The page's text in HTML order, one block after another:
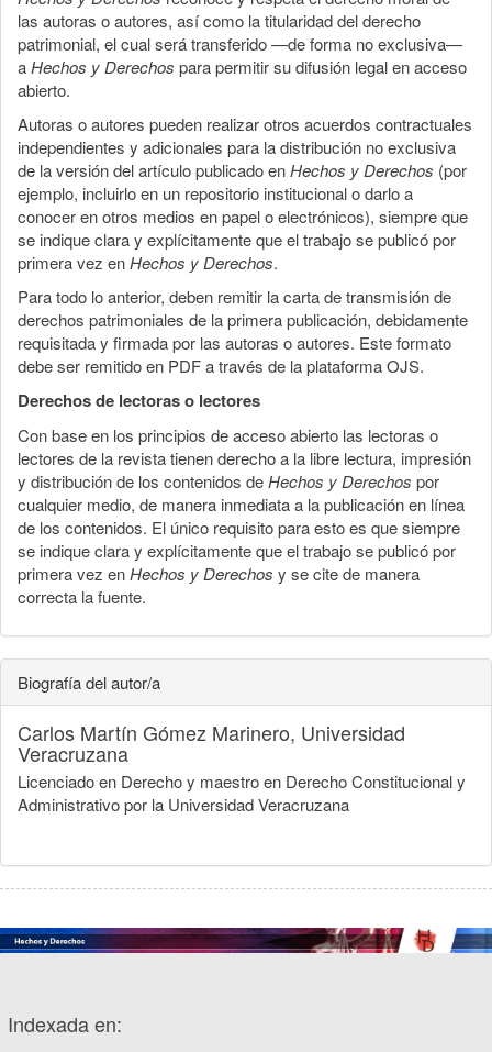
las autoras o autores, así como la titularidad del derecho
patrimonial, el cual será transferido —de forma no exclusiva—
aHechos y Derechos para permitir su difusión legal en acceso
abierto.
Autoras o autores pueden realizar otros acuerdos contractuales
independientes y adicionales para la distribución no exclusiva
de la versión del artículo publicado enHechos y Derechos (por
ejemplo, incluirlo en un repositorio institucional o darlo a
conocer en otros medios en papel o electrónicos), siempre que
se indique clara y explícitamente que el trabajo se publicó por
primera vez enHechos y Derechos.
Para todo lo anterior, deben remitir la carta de transmisión de
derechos patrimoniales de la primera publicación, debidamente
requisitada y firmada por las autoras o autores. Este formato
debe ser remitido en PDF a través de la plataforma OJS.
Derechos de lectoras o lectores
Con base en los principios de acceso abierto las lectoras o
lectores de la revista tienen derecho a la libre lectura, impresión
y distribución de los contenidos deHechos y Derechos por
cualquier medio, de manera inmediata a la publicación en línea
de los contenidos. El único requisito para esto es que siempre
se indique clara y explícitamente que el trabajo se publicó por
primera vez enHechos y Derechos y se cite de manera
correcta la fuente.
Biografía del autor/a
Carlos Martín Gómez Marinero, Universidad
Veracruzana
Licenciado en Derecho y maestro en Derecho Constitucional y
Administrativo por la Universidad Veracruzana
Indexada en: